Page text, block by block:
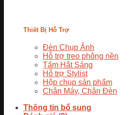
Thiết Bị Hỗ Trợ
Đèn Chụp Ảnh
Hỗ trợ treo phông nền
Tấm Hắt Sáng
Hỗ trợ Stylist
Hộp chụp sản phẩm
Chân Máy, Chân Đèn
Thông tin bổ sung